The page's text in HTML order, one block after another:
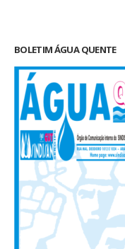
BOLETIM ÁGUA QUENTE